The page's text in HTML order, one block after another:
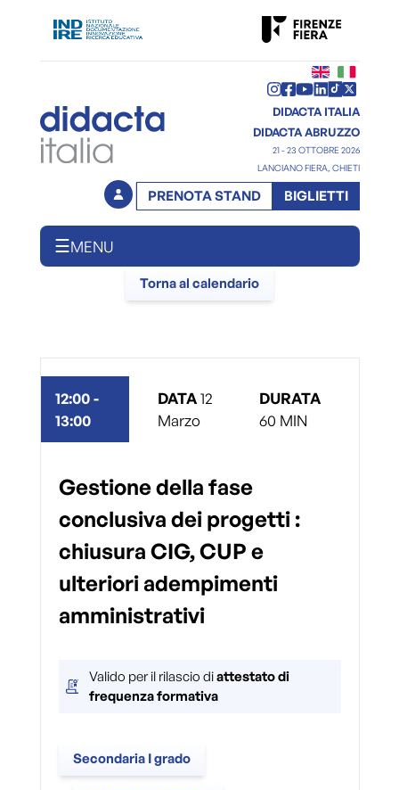
DIDACTA ITALIA
DIDACTA ABRUZZO
21 - 23 OTTOBRE 2026
LANCIANO FIERA, CHIETI
PRENOTA STAND BIGLIETTI
☰MENU
Torna al calendario
12:00-
13:00
DATA 12
Marzo
DURATA
60 MIN
Gestione della fase
conclusiva dei progetti :
chiusura CIG, CUP e
ulteriori adempimenti
amministrativi
Valido per il rilascio diattestato di
frequenza formativa
Secondaria I grado